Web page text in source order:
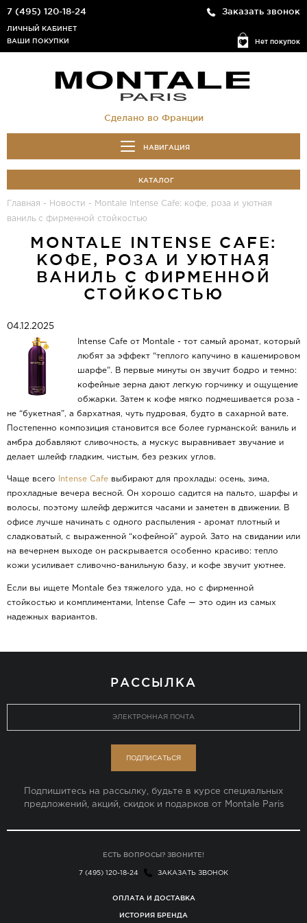
7 (495) 120-18-24 Заказать звонок
Нет покупок
ЛИЧНЫЙ КАБИНЕТ
ВАШИ ПОКУПКИ
Сделано во Франции
НАВИГАЦИЯ
КАТАЛОГ
Главная - Новости -
Montale Intense Cafe: кофе, роза и уютная
ваниль с фирменной стойкостью
MONTALE INTENSE CAFE:
КОФЕ, РОЗА И УЮТНАЯ
ВАНИЛЬ С ФИРМЕННОЙ
СТОЙКОСТЬЮ
04.12.2025
Intense Cafe от Montale - тот самый аромат, который
любят за эффект “теплого капучино в кашемировом
шарфе”. В первые минуты он звучит бодро и темно:
кофейные зерна дают легкую горчинку и ощущение
обжарки. Затем к кофе мягко подмешивается роза -
не “букетная”, а бархатная, чуть пудровая, будто в сахарной вате.
Постепенно композиция становится все более гурманской: ваниль и
амбра добавляют сливочность, а мускус выравнивает звучание и
делает шлейф гладким, чистым, без резких углов.
Чаще всего Intense Cafe выбирают для прохлады: осень, зима,
прохладные вечера весной. Он хорошо садится на пальто, шарфы и
волосы, поэтому шлейф держится часами и заметен в движении. В
офисе лучше начинать с одного распыления - аромат плотный и
сладковатый, с выраженной “кофейной” аурой. Зато на свидании или
на вечернем выходе он раскрывается особенно красиво: тепло
кожи усиливает сливочно-ванильную базу, и кофе звучит уютнее.
Если вы ищете Montale без тяжелого уда, но с фирменной
стойкостью и комплиментами, Intense Cafe — это один из самых
надежных вариантов.
РАССЫЛКА
ПОДПИСАТЬСЯ
Подпишитесь на рассылку, будьте в курсе специальных
предложений, акций, скидок и подарков от Montale Paris
ЕСТЬ ВОПРОСЫ? ЗВОНИТЕ!
7 (495) 120-18-24 ЗАКАЗАТЬ ЗВОНОК
ОПЛАТА И ДОСТАВКА
ИСТОРИЯ БРЕНДА